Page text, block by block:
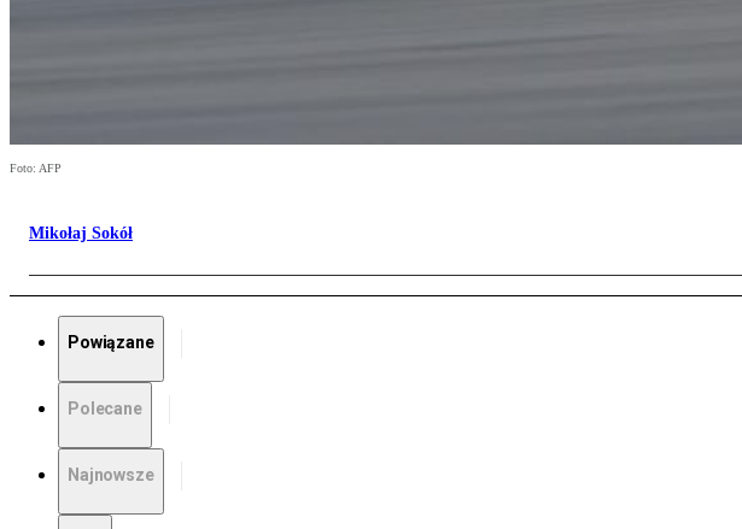
Foto: AFP
Mikołaj Sokół
Powiązane
Polecane
Najnowsze